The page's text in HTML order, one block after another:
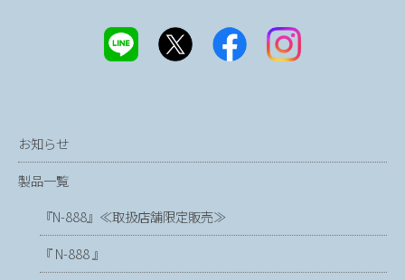
お知らせ
製品一覧
『N-888』≪取扱店舗限定販売≫
『 N-888 』